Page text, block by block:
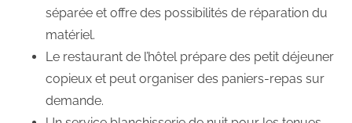
séparée et offre des possibilités de réparation du
matériel.
Le restaurant de l’hôtel prépare des petit déjeuner
copieux et peut organiser des paniers-repas sur
demande.